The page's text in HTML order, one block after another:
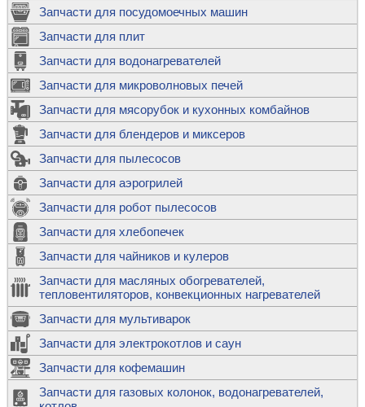
Запчасти для посудомоечных машин
Запчасти для плит
Запчасти для водонагревателей
Запчасти для микроволновых печей
Запчасти для мясорубок и кухонных комбайнов
Запчасти для блендеров и миксеров
Запчасти для пылесосов
Запчасти для аэрогрилей
Запчасти для робот пылесосов
Запчасти для хлебопечек
Запчасти для чайников и кулеров
Запчасти для масляных обогревателей,
тепловентиляторов, конвекционных нагревателей
Запчасти для мультиварок
Запчасти для электрокотлов и саун
Запчасти для кофемашин
Запчасти для газовых колонок, водонагревателей,